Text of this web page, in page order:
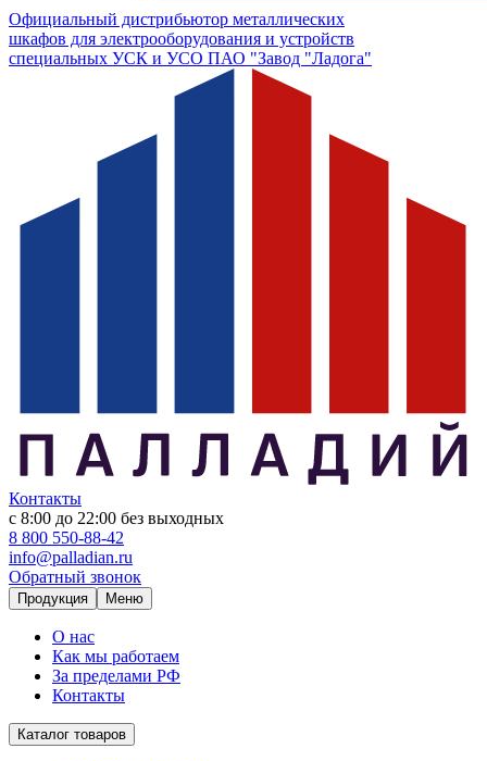
Официальный дистрибьютор металлических
шкафов для электрооборудования и устройств
специальных УСК и УСО ПАО "Завод "Ладога"
Контакты
с 8:00 до 22:00 без выходных
8 800 550-88-42
info@palladian.ru
Обратный звонок
Продукция Меню
О нас
Как мы работаем
За пределами РФ
Контакты
Каталог товаров